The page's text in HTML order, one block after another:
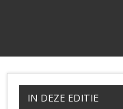
IN DEZE EDITIE